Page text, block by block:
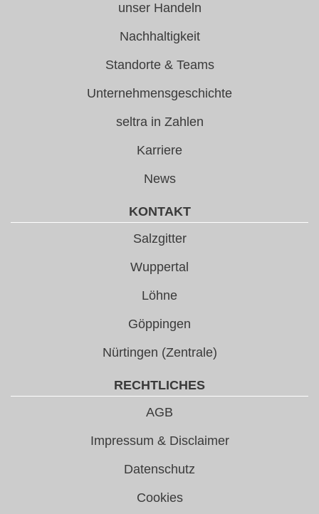
unser Handeln
Nachhaltigkeit
Standorte & Teams
Unternehmensgeschichte
seltra in Zahlen
Karriere
News
KONTAKT
Salzgitter
Wuppertal
Löhne
Göppingen
Nürtingen (Zentrale)
RECHTLICHES
AGB
Impressum & Disclaimer
Datenschutz
Cookies